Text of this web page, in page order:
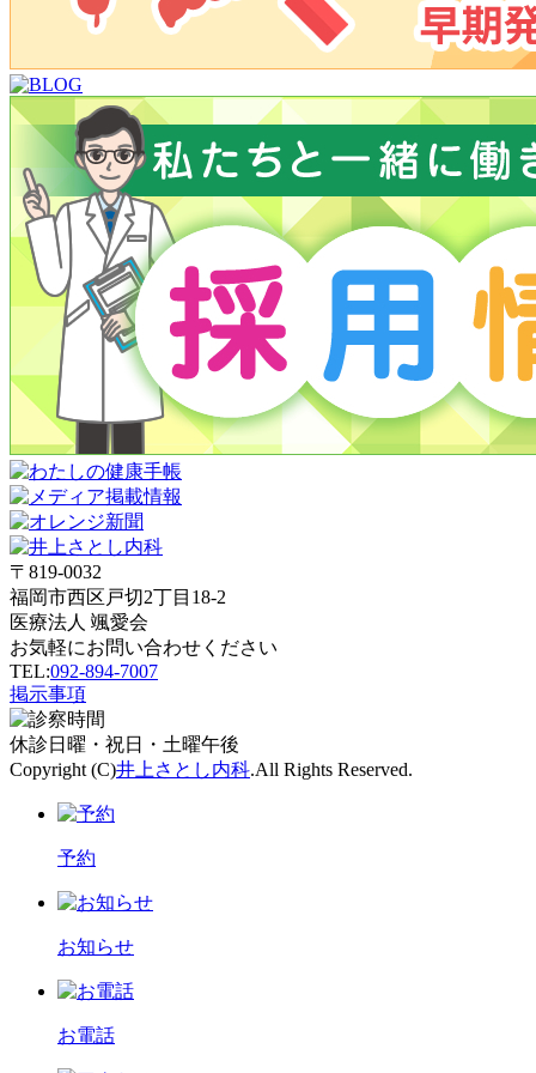
〒819-0032
福岡市西区戸切2丁目18-2
医療法人 颯愛会
お気軽にお問い合わせください
TEL:092-894-7007
掲示事項
休診 日曜・祝日・土曜午後
Copyright (C)井上さとし内科.All Rights Reserved.
予約
お知らせ
お電話